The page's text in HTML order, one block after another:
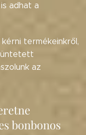
adhat a
termékeinkről,
az
bonbonos